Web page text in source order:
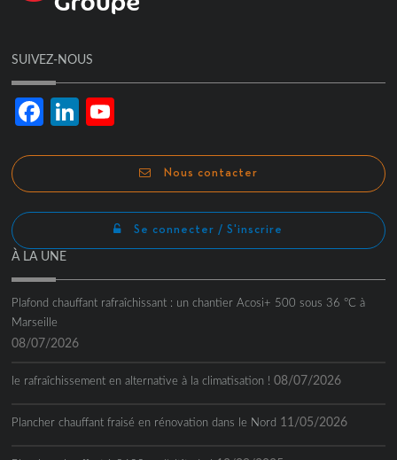
SUIVEZ-NOUS
FacebookLinkedIn
Nous contacter
Se connecter / S'inscrire
À LA UNE
Plafond chauffant rafraîchissant : un chantier Acosi+ 500 sous 36 °C à
Marseille
08/07/2026
le rafraîchissement en alternative à la climatisation ! 08/07/2026
Plancher chauffant fraisé en rénovation dans le Nord 11/05/2026